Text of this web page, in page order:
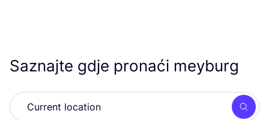
Saznajte gdje pronaći meyburg